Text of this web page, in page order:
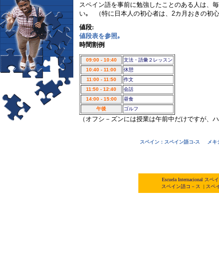
スペイン語を事前に勉強したことのある人は
い｡ （特に日本人の初心者は、 2カ月おきの初
値段:
値段表を参照｡
時間割例
09:00 - 10:40
文法・語彙２レッスン
10:40 - 11:00
休憩
11:00 - 11:50
作文
11:50 - 12:40
会話
14:00 - 15:00
昼食
午後
ゴルフ
（オフシ－ズンには授業は午前中だけですが、
スペイン：スペイン語コ-ス メキ
Escuela Internacional ス
スペイン語コ－ス
| スペ